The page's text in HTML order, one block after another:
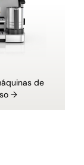
de
→